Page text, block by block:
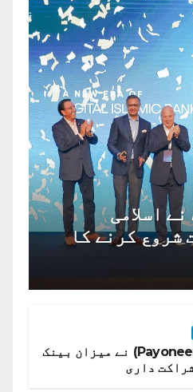
اسلامی
شروع کرنے کا
پیونیر(Payoneer) نے میزان بینک
داری